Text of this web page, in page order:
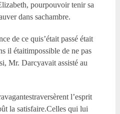
pourpouvoir tenir sa
dans sachambre.
de ce quis’était passé était
il étaitimpossible de ne pas
Mr. Darcyavait assisté au
l’esprit
la satisfaire.Celles qui lui